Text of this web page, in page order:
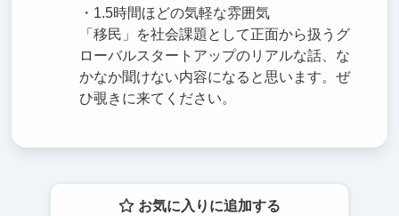
・1.5時間ほどの気軽な雰囲気
「移民」を社会課題として正面から扱うグ
ローバルスタートアップのリアルな話、な
かなか聞けない内容になると思います。ぜ
ひ覗きに来てください。
お気に入りに追加する